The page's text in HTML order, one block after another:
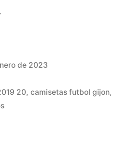
de 2023
20, camisetas futbol gijon,